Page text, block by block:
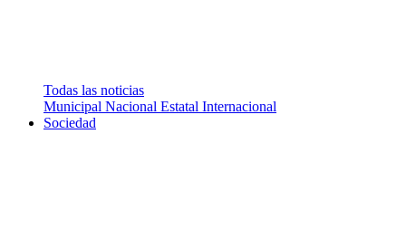
Todas las noticias
Municipal Nacional Estatal Internacional
Sociedad